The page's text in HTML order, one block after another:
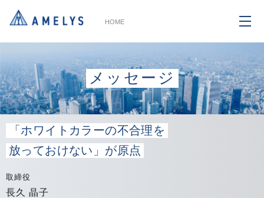
HOME
メッセージ
「ホワイトカラーの不合理を
放っておけない」が原点
取締役
長久 晶子